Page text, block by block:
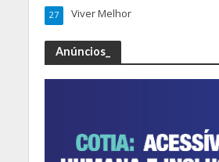
Viver Melhor
27
Anúncios_